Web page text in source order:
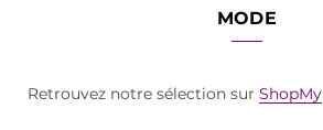
MODE
Retrouvez notre sélection sur ShopMy